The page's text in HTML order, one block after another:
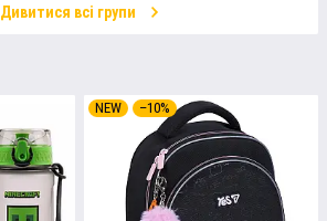
Дивитися всі групи
NEW –10%